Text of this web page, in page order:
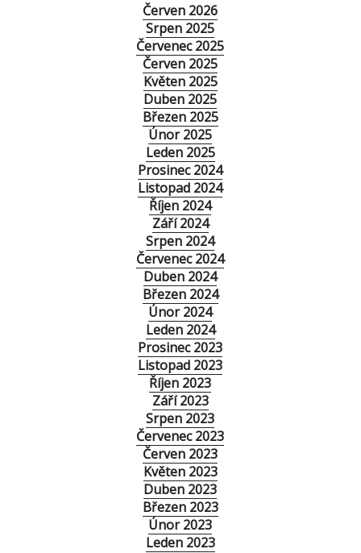
Červen 2026
Srpen 2025
Červenec 2025
Červen 2025
Květen 2025
Duben 2025
Březen 2025
Únor 2025
Leden 2025
Prosinec 2024
Listopad 2024
Říjen 2024
Září 2024
Srpen 2024
Červenec 2024
Duben 2024
Březen 2024
Únor 2024
Leden 2024
Prosinec 2023
Listopad 2023
Říjen 2023
Září 2023
Srpen 2023
Červenec 2023
Červen 2023
Květen 2023
Duben 2023
Březen 2023
Únor 2023
Leden 2023